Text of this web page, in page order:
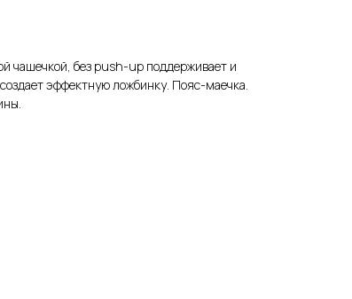
чашечкой, без push-up поддерживает и
эффектную ложбинку. Пояс-маечка.